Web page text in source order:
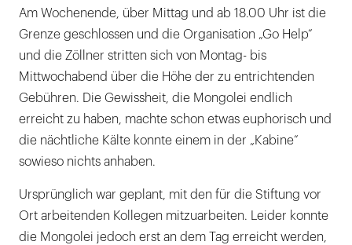
Am Wochenende, über Mittag und ab 18.00 Uhr ist die
Grenze geschlossen und die Organisation „Go Help“
und die Zöllner stritten sich von Montag- bis
Mittwochabend über die Höhe der zu entrichtenden
Gebühren. Die Gewissheit, die Mongolei endlich
erreicht zu haben, machte schon etwas euphorisch und
die nächtliche Kälte konnte einem in der „Kabine“
sowieso nichts anhaben.
Ursprünglich war geplant, mit den für die Stiftung vor
Ort arbeitenden Kollegen mitzuarbeiten. Leider konnte
die Mongolei jedoch erst an dem Tag erreicht werden,